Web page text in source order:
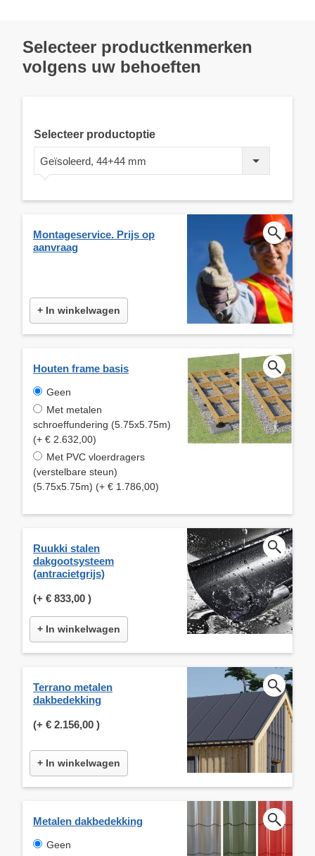
Selecteer productkenmerken
volgens uw behoeften
Selecteer productoptie
Geïsoleerd, 44+44 mm
Montageservice. Prijs op
aanvraag
+ In winkelwagen
Houten frame basis
Geen
Met metalen
schroeffundering (5.75x5.75m)
(+ € 2.632,00)
Met PVC vloerdragers
(verstelbare steun)
(5.75x5.75m) (+ € 1.786,00)
Ruukki stalen
dakgootsysteem
(antracietgrijs)
(+ € 833,00 )
+ In winkelwagen
Terrano metalen
dakbedekking
(+ € 2.156,00 )
+ In winkelwagen
Metalen dakbedekking
Geen